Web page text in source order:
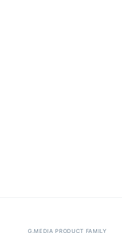
G.MEDIA PRODUCT FAMILY